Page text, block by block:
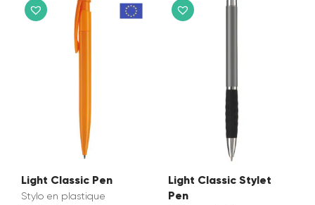
Light Classic Pen
Stylo en plastique
Light Classic Stylet
Pen